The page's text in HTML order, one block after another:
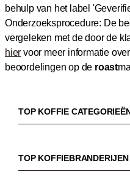
behulp van het label
Onderzoeksprocedure: De
vergeleken met de door de
hier voor meer informatie
beoordelingen op de roast
TOP KOFFIE
Koffiebonen
Biologische koffie
TOP KOFFIEBRANDERIJEN